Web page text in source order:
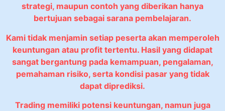
strategi, maupun contoh yang diberikan hanya
bertujuan sebagai sarana pembelajaran.
Kami tidak menjamin setiap peserta akan memperoleh
keuntungan atau profit tertentu. Hasil yang didapat
sangat bergantung pada kemampuan, pengalaman,
pemahaman risiko, serta kondisi pasar yang tidak
dapat diprediksi.
Trading memiliki potensi keuntungan, namun juga